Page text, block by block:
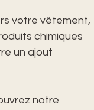
votre vêtement,
chimiques
un ajout
notre